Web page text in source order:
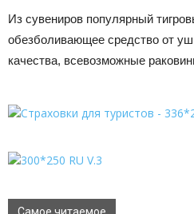
Из сувениров популярный
обезболивающее средство от
качества, всевозможные